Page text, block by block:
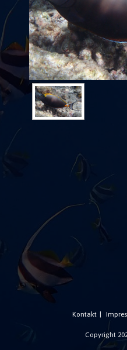
Kontakt
Copyright